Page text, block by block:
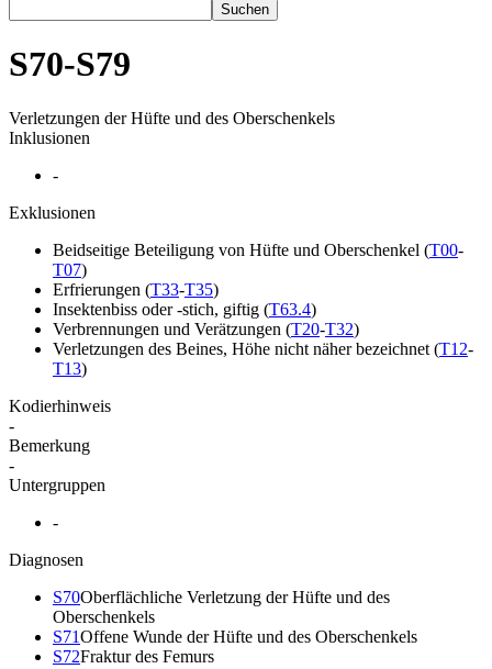
Suchen
S70-S79
Verletzungen der Hüfte und des Oberschenkels
Inklusionen
-
Exklusionen
Beidseitige Beteiligung von Hüfte und Oberschenkel (T00-
T07)
Erfrierungen (T33-T35)
Insektenbiss oder -stich, giftig (T63.4)
Verbrennungen und Verätzungen (T20-T32)
Verletzungen des Beines, Höhe nicht näher bezeichnet (T12-
T13)
Kodierhinweis
-
Bemerkung
-
Untergruppen
-
Diagnosen
S70Oberflächliche Verletzung der Hüfte und des
Oberschenkels
S71Offene Wunde der Hüfte und des Oberschenkels
S72Fraktur des Femurs